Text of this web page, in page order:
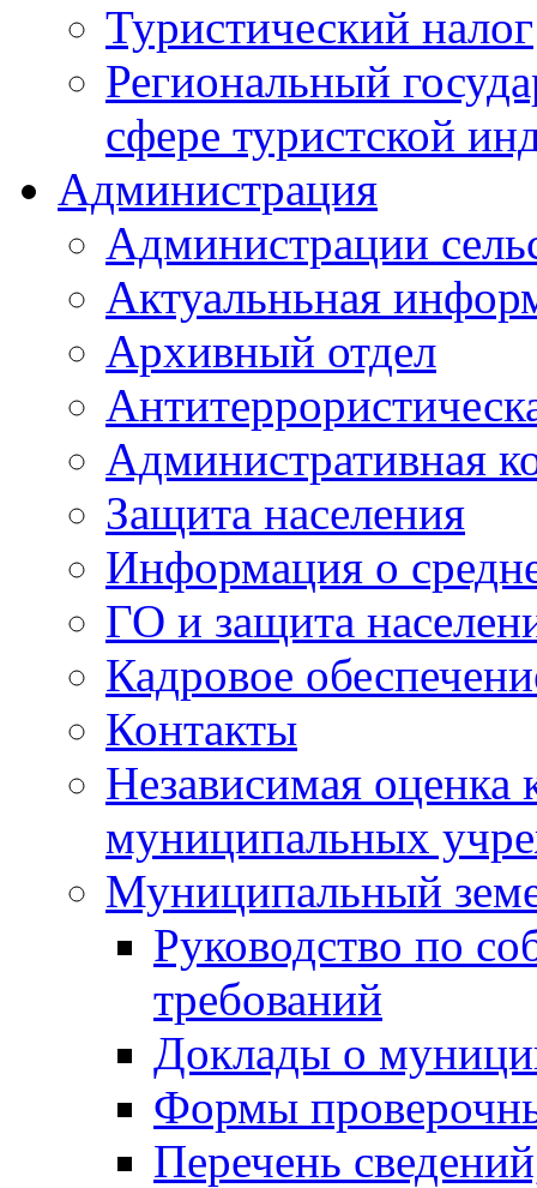
Туристический налог
Региональный
сфере туристской
Администрация
Администрации
Актуальньная
Архивный отдел
Административная
Защита населения
Информация о
ГО и защита
Кадровое
Контакты
Независимая оценка
муниципальных
Муниципальный
Руководство по
требований
Доклады о
Формы
Перечень